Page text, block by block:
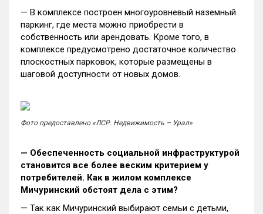
— В комплексе построен многоуровневый наземный
паркинг, где места можно приобрести в
собственность или арендовать. Кроме того, в
комплексе предусмотрено достаточное количество
плоскостных парковок, которые размещены в
шаговой доступности от новых домов.
Фото предоставлено «ЛСР. Недвижимость – Урал»
— Обеспеченность социальной инфраструктурой
становится все более веским критерием у
потребителей. Как в жилом комплексе
Мичуринский обстоят дела с этим?
— Так как Мичуринский выбирают семьи с детьми,